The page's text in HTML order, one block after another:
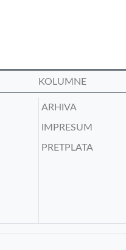
KOLUMNE
ARHIVA
IMPRESUM
PRETPLATA